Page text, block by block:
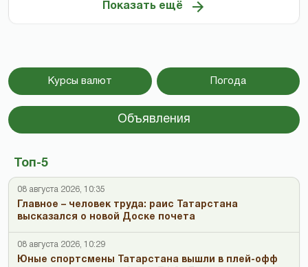
Показать ещё
Курсы валют Погода
Объявления
Топ-5
08 августа 2026, 10:35
Главное – человек труда: раис Татарстана
высказался о новой Доске почета
08 августа 2026, 10:29
Юные спортсмены Татарстана вышли в плей-офф